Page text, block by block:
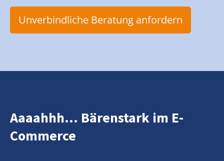
Unverbindliche Beratung anfordern
Aaaahhh... Bärenstark im E-
Commerce